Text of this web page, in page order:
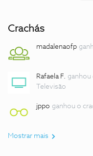
Crachás
madalenaofp
Rafaela F. ganhou
Televisão
jppo ganhou o
Mostrar mais